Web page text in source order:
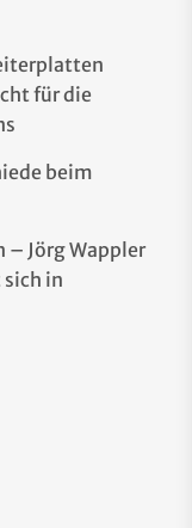
für die
beim
– Jörg Wappler
sich in